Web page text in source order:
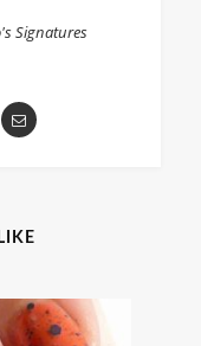
Signatures